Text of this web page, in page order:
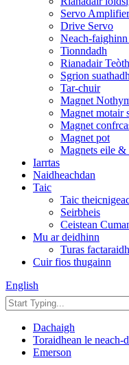
Servo Amplifier
Drive Servo
Neach-
Tionndadh
Rianadair
Sgrion suathadh
Tar-chuir
Magnet
Magnet motair
Magnet
Magnet pot
Magnets eile &
Iarrtas
Naidheachdan
Taic
Taic
Seirbheis
Ceistean
Mu ar deidhinn
Turas factaraidh
Cuir fios thugainn
English
Dachaigh
Toraidhean le neach-
Emerson